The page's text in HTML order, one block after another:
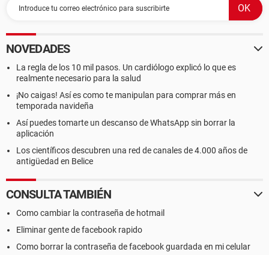
NOVEDADES
La regla de los 10 mil pasos. Un cardiólogo explicó lo que es
realmente necesario para la salud
¡No caigas! Así es como te manipulan para comprar más en
temporada navideña
Así puedes tomarte un descanso de WhatsApp sin borrar la
aplicación
Los científicos descubren una red de canales de 4.000 años de
antigüedad en Belice
CONSULTA TAMBIÉN
Como cambiar la contraseña de hotmail
Eliminar gente de facebook rapido
Como borrar la contraseña de facebook guardada en mi celular